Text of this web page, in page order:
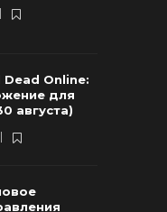
Online:
для
августа)